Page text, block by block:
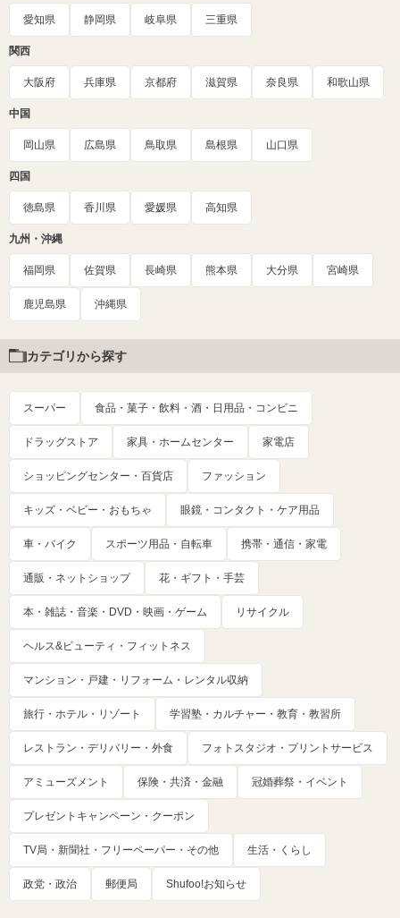
愛知県 静岡県 岐阜県 三重県
関西
大阪府 兵庫県 京都府 滋賀県 奈良県 和歌山県
中国
岡山県 広島県 鳥取県 島根県 山口県
四国
徳島県 香川県 愛媛県 高知県
九州・沖縄
福岡県 佐賀県 長崎県 熊本県 大分県 宮崎県
鹿児島県 沖縄県
カテゴリから探す
スーパー 食品・菓子・飲料・酒・日用品・コンビニ
ドラッグストア 家具・ホームセンター 家電店
ショッピングセンター・百貨店 ファッション
キッズ・ベビー・おもちゃ 眼鏡・コンタクト・ケア用品
車・バイク スポーツ用品・自転車 携帯・通信・家電
通販・ネットショップ 花・ギフト・手芸
本・雑誌・音楽・DVD・映画・ゲーム リサイクル
ヘルス&ビューティ・フィットネス
マンション・戸建・リフォーム・レンタル収納
旅行・ホテル・リゾート 学習塾・カルチャー・教育・教習所
レストラン・デリバリー・外食 フォトスタジオ・プリントサービス
アミューズメント 保険・共済・金融 冠婚葬祭・イベント
プレゼントキャンペーン・クーポン
TV局・新聞社・フリーペーパー・その他 生活・くらし
政党・政治 郵便局 Shufoo!お知らせ